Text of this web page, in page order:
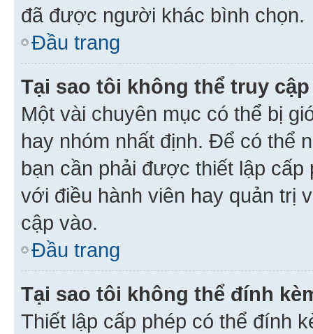
đã được người khác bình chọn.
Đầu trang
Tại sao tôi không thể truy
Một vài chuyên mục có thể bị
hay nhóm nhất định. Để có thể
bạn cần phải được thiết lập
với điều hành viên hay quản trị
cập vào.
Đầu trang
Tại sao tôi không thể đính
Thiết lập cấp phép có thể đính